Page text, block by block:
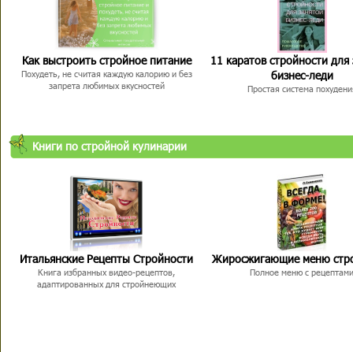
Как выстроить стройное питание
Похудеть, не считая каждую калорию и без
запрета любимых вкусностей
11 каратов стройности для
бизнес-леди
Простая система
Книги по стройной кулинарии
Итальянские Рецепты Стройности
Книга избранных видео-рецептов,
адаптированных для стройнеющих
Жиросжигающие меню
Полное меню с рецептами